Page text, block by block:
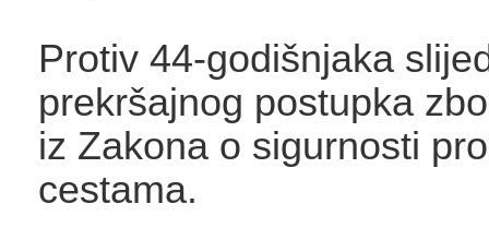
Protiv 44-godišnjaka
prekršajnog postupka
iz Zakona o sigurnosti
cestama.